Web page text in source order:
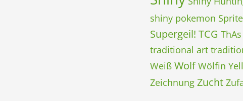
shiny pokemon Sprite
Supergeil! TCG
traditional art
Weiß Wolf Wölfin
Zeichnung Zucht